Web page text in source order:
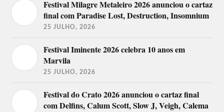
Festival Milagre Metaleiro 2026 anunciou o cartaz
final com Paradise Lost, Destruction, Insomnium
25 JULHO, 2026
Festival Iminente 2026 celebra 10 anos em
Marvila
25 JULHO, 2026
Festival do Crato 2026 anunciou o cartaz final
com Delfins, Calum Scott, Slow J, Veigh, Calema